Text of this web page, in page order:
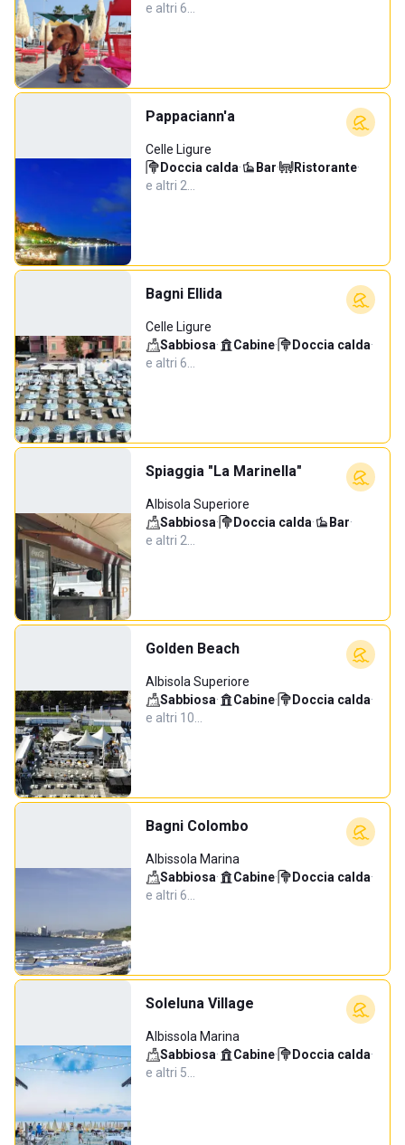
e altri 6…
Pappaciann'a
Celle Ligure
Doccia calda· Bar· Ristorante·
e altri 2…
Bagni Ellida
Celle Ligure
Sabbiosa· Cabine· Doccia calda·
e altri 6…
Spiaggia "La Marinella"
Albisola Superiore
Sabbiosa· Doccia calda· Bar·
e altri 2…
Golden Beach
Albisola Superiore
Sabbiosa· Cabine· Doccia calda·
e altri 10…
Bagni Colombo
Albissola Marina
Sabbiosa· Cabine· Doccia calda·
e altri 6…
Soleluna Village
Albissola Marina
Sabbiosa· Cabine· Doccia calda·
e altri 5…